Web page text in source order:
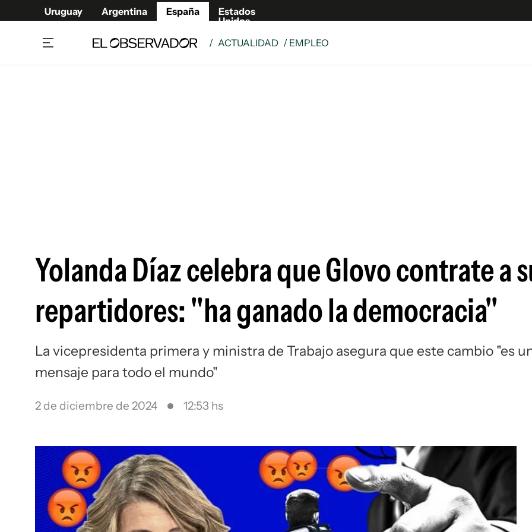
Uruguay Argentina España
Estados
Unidos
/ ACTUALIDAD / EMPLEO
Yolanda Díaz celebra que Glovo contrate a
repartidores: "ha ganado la democracia"
La vicepresidenta primera y ministra de Trabajo asegura que este cambio "es
mensaje para todo el mundo"
2 de diciembre de 2024 12:53 hs